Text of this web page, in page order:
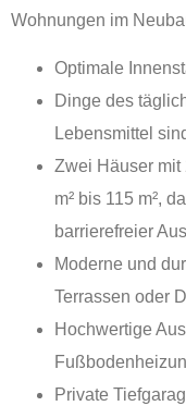
Wohnungen im
Optimale
Dinge des
Lebensmittel
Zwei Häuser mit
m² bis 115 m²,
barrierefreier
Moderne und
Terrassen oder
Hochwertige
Private